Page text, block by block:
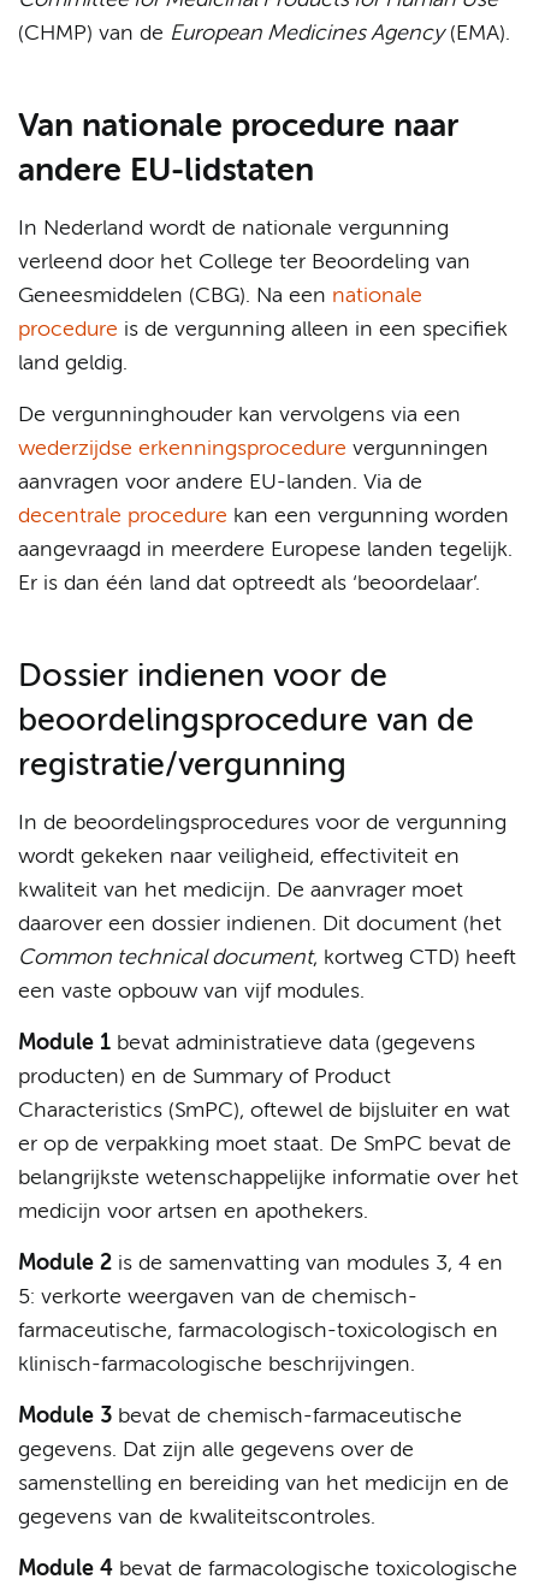
(CHMP) van de European Medicines Agency(EMA).
Van nationale procedure naar
andere EU-lidstaten
In Nederland wordt de nationale vergunning
verleend door het College ter Beoordeling van
Geneesmiddelen (CBG). Na een nationale
procedure is de vergunning alleen in een specifiek
land geldig.
De vergunninghouder kan vervolgens via een
wederzijdse erkenningsprocedure vergunningen
aanvragen voor andere EU-landen. Via de
decentrale procedure kan een vergunning worden
aangevraagd in meerdere Europese landen tegelijk.
Er is dan één land dat optreedt als ‘beoordelaar’.
Dossier indienen voor de
beoordelingsprocedure van de
registratie/vergunning
In de beoordelingsprocedures voor de vergunning
wordt gekeken naar veiligheid, effectiviteit en
kwaliteit van het medicijn. De aanvrager moet
daarover een dossier indienen. Dit document (het
Common technical document, kortweg CTD) heeft
een vaste opbouw van vijf modules.
Module 1 bevat administratieve data (gegevens
producten) en de Summary of Product
Characteristics (SmPC), oftewel de bijsluiter en wat
er op de verpakking moet staat. De SmPC bevat de
belangrijkste wetenschappelijke informatie over het
medicijn voor artsen en apothekers.
Module 2 is de samenvatting van modules 3, 4 en
5: verkorte weergaven van de chemisch-
farmaceutische, farmacologisch-toxicologisch en
klinisch-farmacologische beschrijvingen.
Module 3 bevat de chemisch-farmaceutische
gegevens. Dat zijn alle gegevens over de
samenstelling en bereiding van het medicijn en de
gegevens van de kwaliteitscontroles.
Module 4 bevat de farmacologische toxicologische